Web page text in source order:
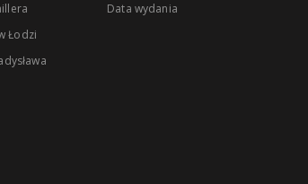
Łodzi
Data wydania